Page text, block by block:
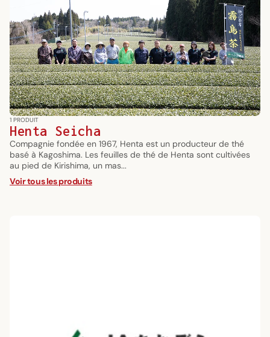
1 PRODUIT
Henta Seicha
Compagnie fondée en 1967, Henta est un producteur de thé
basé à Kagoshima. Les feuilles de thé de Henta sont cultivées
au pied de Kirishima, un mas...
Voir tous les produits